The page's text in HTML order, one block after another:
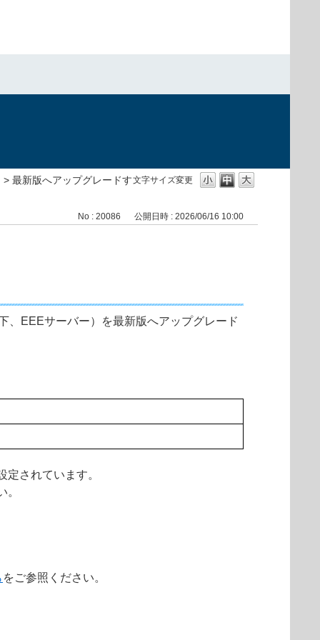
文字サイズ変更
> 最新版へアップグレードす
No : 20086 公開日時 : 2026/06/16 10:00
、EEEサーバー）を最新版へアップグレード
されています。
をご参照ください。